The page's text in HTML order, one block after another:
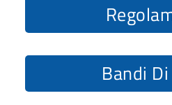
Bandi